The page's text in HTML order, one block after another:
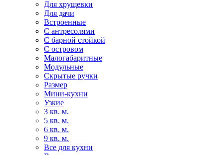
Для хрущевки
Для дачи
Встроенные
С антресолями
С барной стойкой
С островом
Малогабаритные
Модульные
Скрытые ручки
Размер
Мини-кухни
Узкие
3 кв. м.
5 кв. м.
6 кв. м.
9 кв. м.
Все для кухни